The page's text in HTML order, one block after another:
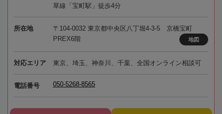
草線「宝町駅」徒歩4分
所在地
〒104-0032 東京都中央区八丁堀4-3-5 京橋宝町
PREX6階
地図
対応エリア 東京、埼玉、神奈川、千葉、全国オンライン相談可
電話番号 050-5268-8565